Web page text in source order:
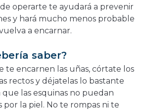
operarte te ayudará a prevenir
y hará mucho menos probable
a encarnar.
saber?
te encarnen las uñas, córtate los
rectos y déjatelas lo bastante
que las esquinas no puedan
la piel. No te rompas ni te